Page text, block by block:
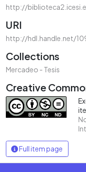
http://
URI
http://hdl.handle.net/
Collections
Mercadeo - Tesis
Creative
Full item page